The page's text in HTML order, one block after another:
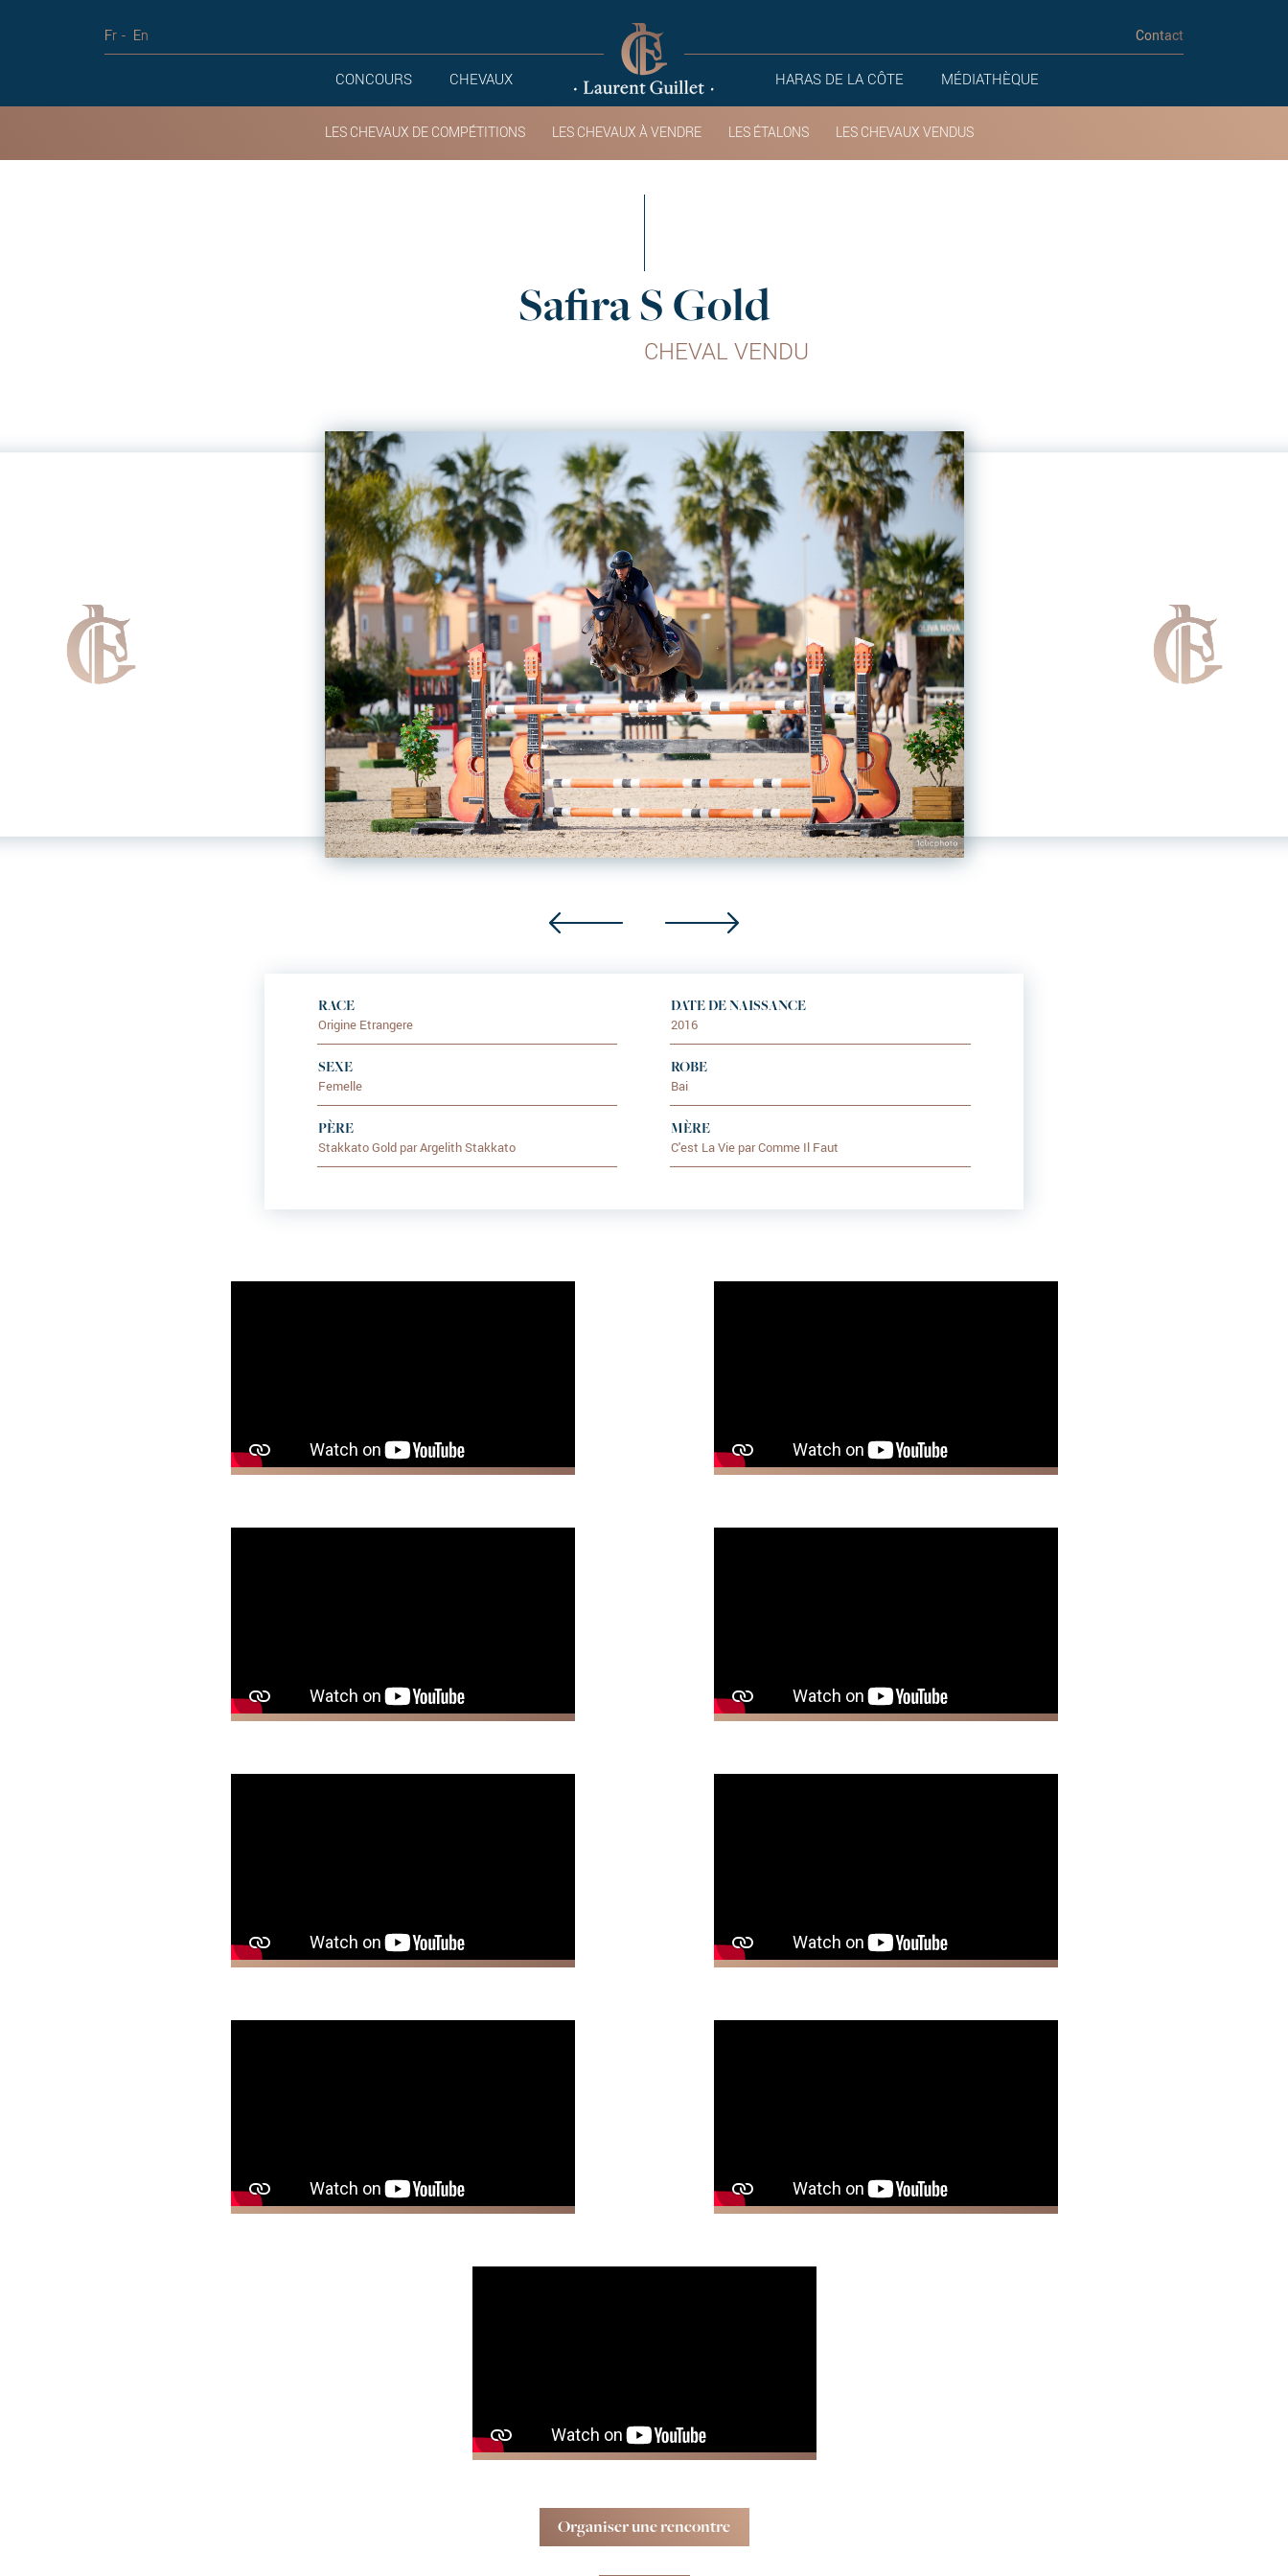
CONCOURS CHEVAUX HARAS DE LA CÔTE MÉDIATHÈQUE
Fr En Contact
LES CHEVAUX DE COMPÉTITIONS LES CHEVAUX À VENDRE LES ÉTALONS LES CHEVAUX VENDUS
Safira S Gold
CHEVAL VENDU
RACE
Origine Etrangere
DATE DE NAISSANCE
2016
SEXE
Femelle
ROBE
Bai
PÈRE
Stakkato Gold par Argelith Stakkato
MÈRE
C'est La Vie par Comme Il Faut
Organiser une rencontre